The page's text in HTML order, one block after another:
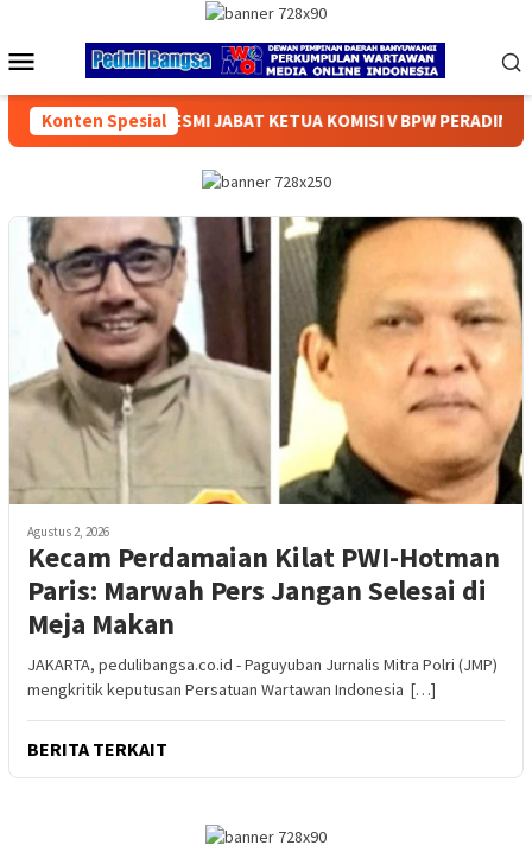
konten
Menu
Mobile
Konten Spesial
KETUA KOMISI V BPW PERADIN JATIM 2026–2029, SIAP
Agustus 2, 2026
Kecam Perdamaian Kilat PWI-Hotman
Paris: Marwah Pers Jangan Selesai di
Meja Makan
JAKARTA, pedulibangsa.co.id - Paguyuban Jurnalis Mitra Polri (JMP)
mengkritik keputusan Persatuan Wartawan Indonesia […]
BERITA TERKAIT